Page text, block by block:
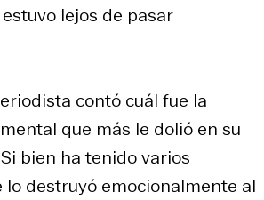
lejos de pasar
contó cuál fue la
que más le dolió en su
bien ha tenido varios
lo destruyó emocionalmente al